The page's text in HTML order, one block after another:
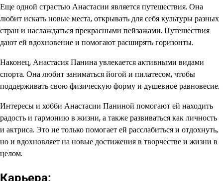
Еще одной страстью Анастасии является путешествия. Она
любит искать новые места, открывать для себя культуры разных
стран и наслаждаться прекрасными пейзажами. Путешествия
дают ей вдохновение и помогают расширять горизонты.
Наконец, Анастасия Панина увлекается активными видами
спорта. Она любит заниматься йогой и пилатесом, чтобы
поддерживать свою физическую форму и душевное равновесие.
Интересы и хобби Анастасии Паниной помогают ей находить
радость и гармонию в жизни, а также развиваться как личность
и актриса. Это не только помогает ей расслабиться и отдохнуть,
но и вдохновляет на новые достижения в творчестве и жизни в
целом.